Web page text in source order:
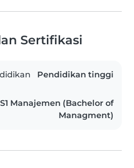
Sertifikasi
Pendidikan tinggi
S1 Manajemen (Bachelor of
Managment)